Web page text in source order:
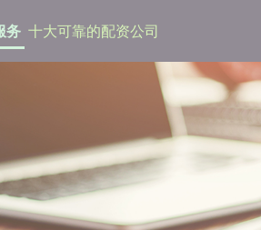
务 十大可靠的配资公司